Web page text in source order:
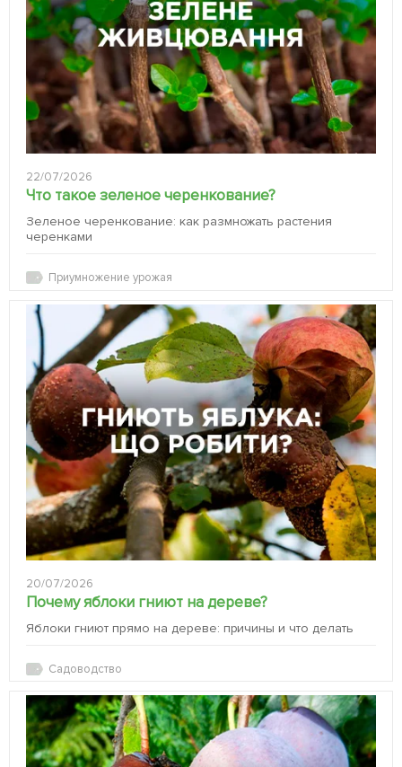
22/07/2026
Что такое зеленое черенкование?
Зеленое черенкование: как размножать растения
черенками
Приумножение урожая
20/07/2026
Почему яблоки гниют на дереве?
Яблоки гниют прямо на дереве: причины и что делать
Садоводство